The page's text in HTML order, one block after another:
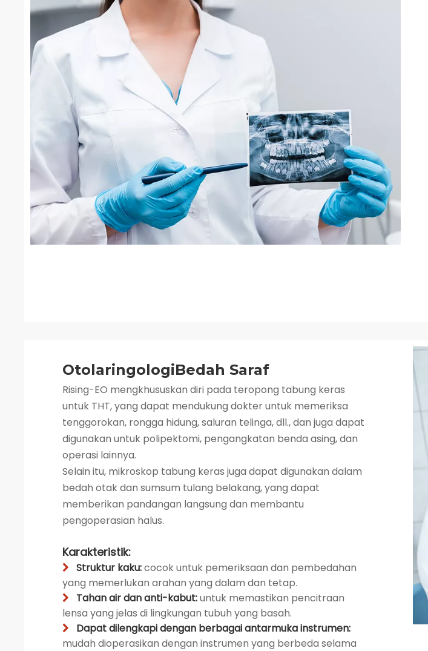
OtolaringologiBedah Saraf
Rising-EO mengkhususkan diri pada teropong tabung keras
untuk THT, yang dapat mendukung dokter untuk memeriksa
tenggorokan, rongga hidung, saluran telinga, dll., dan juga dapat
digunakan untuk polipektomi, pengangkatan benda asing, dan
operasi lainnya.
Selain itu, mikroskop tabung keras juga dapat digunakan dalam
bedah otak dan sumsum tulang belakang, yang dapat
memberikan pandangan langsung dan membantu
pengoperasian halus.
Karakteristik:
 Struktur kaku:cocok untuk pemeriksaan dan pembedahan
yang memerlukan arahan yang dalam dan tetap.
 Tahan air dan anti-kabut:untuk memastikan pencitraan
lensa yang jelas di lingkungan tubuh yang basah.

Dapat dilengkapi dengan berbagai antarmuka instrumen:
mudah dioperasikan dengan instrumen yang berbeda selama